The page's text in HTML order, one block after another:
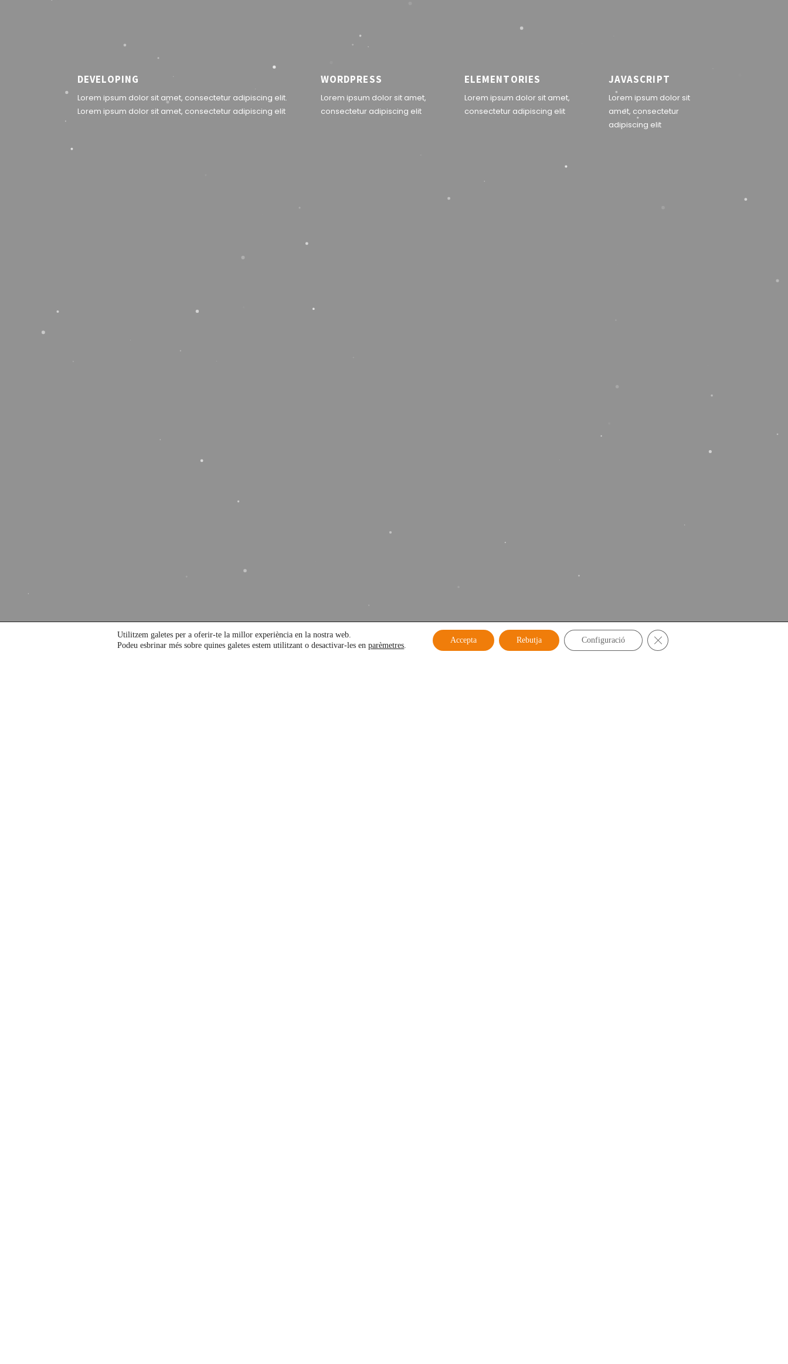
DEVELOPING
Lorem ipsum dolor sit amet, consectetur adipiscing elit.
Lorem ipsum dolor sit amet, consectetur adipiscing elit
WORDPRESS
Lorem ipsum dolor sit amet,
consectetur adipiscing elit
ELEMENTORIES
Lorem ipsum dolor sit amet,
consectetur adipiscing elit
JAVASCRIPT
Lorem ipsum dolor sit
amet, consectetur
adipiscing elit
Utilitzem galetes per a oferir-te la millor experiència en la nostra web.
Podeu esbrinar més sobre quines galetes estem utilitzant o desactivar-les enparèmetres.
Accepta Rebutja Configuració Tanca el bàner de galetes RGPD